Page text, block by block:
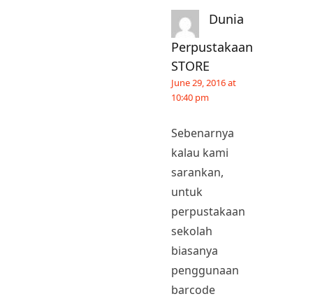
Dunia
Perpustakaan
STORE
June 29, 2016 at
10:40 pm
Sebenarnya
kalau kami
sarankan,
untuk
perpustakaan
sekolah
biasanya
penggunaan
barcode